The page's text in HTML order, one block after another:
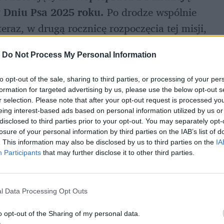
Do Not Process My Personal Information
opt-out of the sale, sharing to third parties, or processing of your
for targeted advertising by us, please use the below opt-out
selection. Please note that after your opt-out request is processed
interest-based ads based on personal information utilized by us
to third parties prior to your opt-out. You may separately
of your personal information by third parties on the IAB’s list of
This information may also be disclosed by us to third parties on the
Participants that may further disclose it to other third parties.
Data Processing Opt Outs
opt-out of the Sharing of my personal data.
Psa 2025 roku. Po drodze wspólnie
w drugą rocznicę rozpoczęcia tej misji,
swoje ulubione kosmetyki,
Fundacji, którzy szukają kogoś na całe
do szerokiego grona odbiorców,
nowej rodziny. Dodatkowo, w tym roku,
karmy, suplementów, smaczków
podopiecznych Fundacji.